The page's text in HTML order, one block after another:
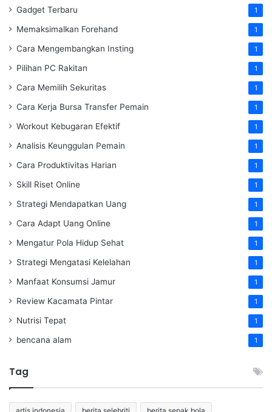
Gadget Terbaru 1
Memaksimalkan Forehand 1
Cara Mengembangkan Insting 1
Pilihan PC Rakitan 1
Cara Memilih Sekuritas 1
Cara Kerja Bursa Transfer Pemain 1
Workout Kebugaran Efektif 1
Analisis Keunggulan Pemain 1
Cara Produktivitas Harian 1
Skill Riset Online 1
Strategi Mendapatkan Uang 1
Cara Adapt Uang Online 1
Mengatur Pola Hidup Sehat 1
Strategi Mengatasi Kelelahan 1
Manfaat Konsumsi Jamur 1
Review Kacamata Pintar 1
Nutrisi Tepat 1
bencana alam 1
Tag